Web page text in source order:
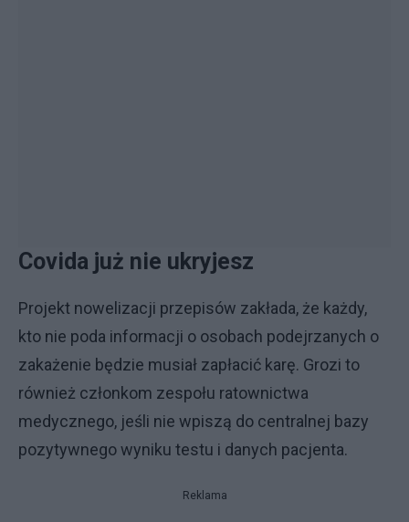
Covida już nie ukryjesz
Projekt nowelizacji przepisów zakłada, że każdy,
kto nie poda informacji o osobach podejrzanych o
zakażenie będzie musiał zapłacić karę. Grozi to
również członkom zespołu ratownictwa
medycznego, jeśli nie wpiszą do centralnej bazy
pozytywnego wyniku testu i danych pacjenta.
Reklama